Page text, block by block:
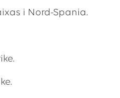
i Nord-Spania.